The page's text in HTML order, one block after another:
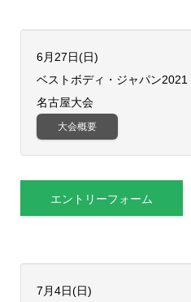
6月27日(日)
ベストボディ・ジャパン2021
名古屋大会
大会概要
エントリーフォーム
7月4日(日)